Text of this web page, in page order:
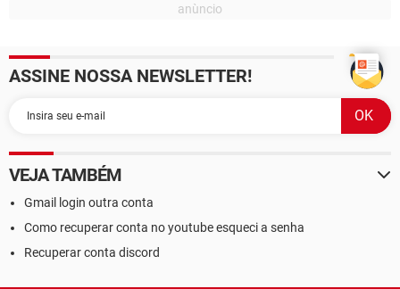
ASSINE NOSSA NEWSLETTER!
VEJA TAMBÉM
Gmail login outra conta
Como recuperar conta no youtube esqueci a senha
Recuperar conta discord